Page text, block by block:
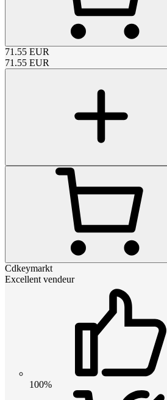
71.55 EUR
71.55 EUR
Cdkeymarkt
Excellent vendeur
100%